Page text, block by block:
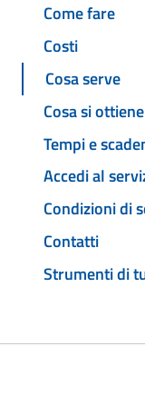
Come fare
Costi
Cosa serve
Cosa si ottiene
Tempi e
Accedi al
Condizioni di
Contatti
Strumenti di